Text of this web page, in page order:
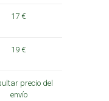
17 €
19 €
precio del
envío